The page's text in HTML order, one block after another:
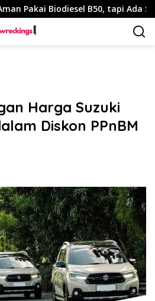
Biodiesel B50, tapi Ada Saran Ini
Harga Suzuki
Diskon PPnBM